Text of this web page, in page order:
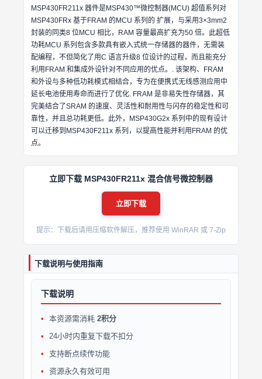
MSP430FR211x 器件是MSP430™微控制器(MCU) 超值系列对
MSP430FRx 基于FRAM 的MCU 系列的 扩展，与采用3×3mm2
封装的同类8 位MCU 相比，RAM 容量最高扩充为50 倍。此超低
功耗MCU 系列包含多款具有嵌入式统一存储器的器件，无需装
配编程，不但简化了用C 语言升级8 位设计的过程，而且能充分
利用FRAM 和集成外设针对不同应用的优点。. 该架构、FRAM
和外设与多种低功耗模式相结合，专为在便携式无线感测应用中
延长电池使用寿命而进行了优化. FRAM 是非易失性存储器，其
完美结合了SRAM 的速度、灵活性和耐用性与闪存的稳定性和可
靠性，并且总功耗更低。此外，MSP430G2x 系列中的现有设计
可以迁移到MSP430F211x 系列，以提高性能并利用FRAM 的优
点。
立即下载 MSP430FR211x 混合信号微控制器
立即下载
提示：下载后请用压缩软件解压，推荐使用 WinRAR 或 7-Zip
下载说明与使用指南
下载说明
本资源需消耗 2积分
24小时内重复下载不扣分
支持断点续传功能
资源永久有效可用